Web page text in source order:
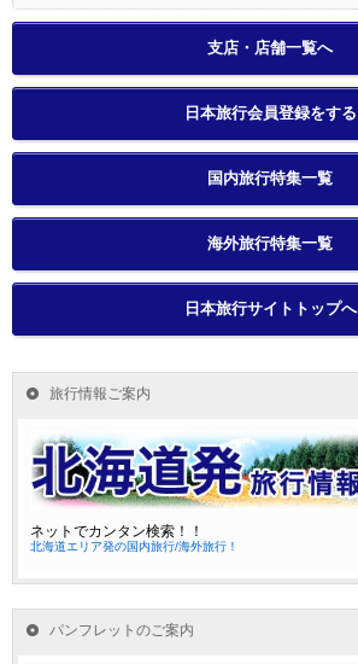
支店・店舗一覧へ
日本旅行会員登録をする
国内旅行特集一覧
海外旅行特集一覧
日本旅行サイトトップへ
旅行情報ご案内
ネットでカンタン検索！！
北海道エリア発の国内旅行/海外旅行！
パンフレットのご案内